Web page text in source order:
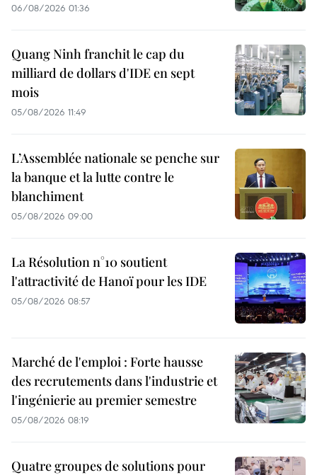
06/08/2026 01:36
Quang Ninh franchit le cap du
milliard de dollars d'IDE en sept
mois
05/08/2026 11:49
L’Assemblée nationale se penche sur
la banque et la lutte contre le
blanchiment
05/08/2026 09:00
La Résolution n°10 soutient
l'attractivité de Hanoï pour les IDE
05/08/2026 08:57
Marché de l'emploi : Forte hausse
des recrutements dans l'industrie et
l'ingénierie au premier semestre
05/08/2026 08:19
Quatre groupes de solutions pour